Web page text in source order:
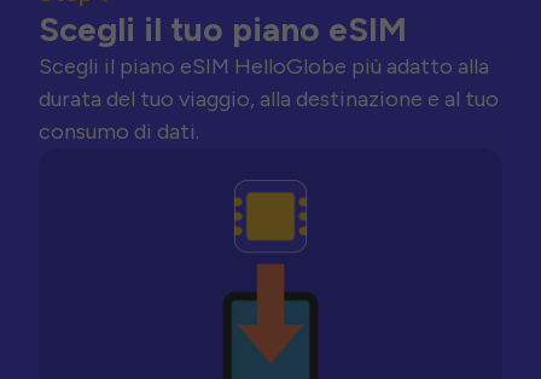
Scegli il tuo piano eSIM
Scegli il piano eSIM HelloGlobe più adatto alla
durata del tuo viaggio, alla destinazione e al tuo
consumo di dati.